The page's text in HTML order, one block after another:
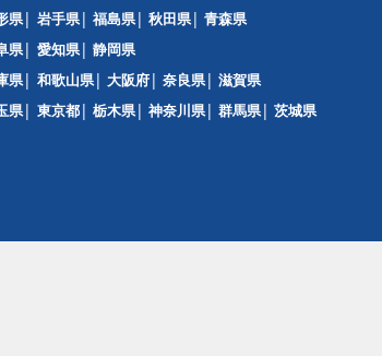
県 岩手県 福島県 秋田県
青森県
県 愛知県
静岡県
県 和歌山県 大阪府 奈良県
滋賀県
県 東京都 栃木県 神奈川県 群馬県 茨城県